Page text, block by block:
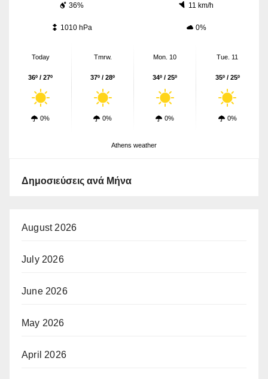
36% 11 km/h
1010 hPa 0%
Today
36º / 27º
0%
Tmrw.
37º / 28º
0%
Mon. 10
34º / 25º
0%
Tue. 11
35º / 25º
0%
Athens weather
Δημοσιεύσεις ανά Μήνα
August 2026
July 2026
June 2026
May 2026
April 2026